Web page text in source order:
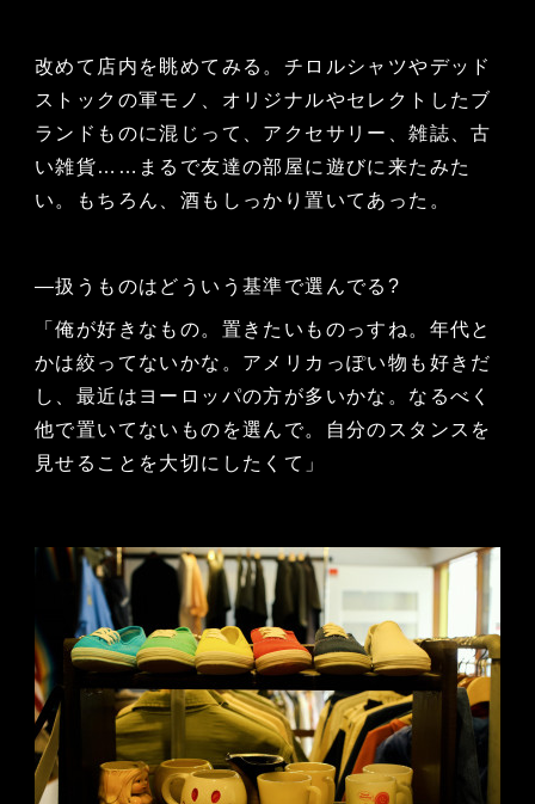
改めて店内を眺めてみる。チロルシャツやデッド
ストックの軍モノ、オリジナルやセレクトしたブ
ランドものに混じって、アクセサリー、雑誌、古
い雑貨……まるで友達の部屋に遊びに来たみた
い。もちろん、酒もしっかり置いてあった。
—扱うものはどういう基準で選んでる?
「俺が好きなもの。置きたいものっすね。年代と
かは絞ってないかな。アメリカっぽい物も好きだ
し、最近はヨーロッパの方が多いかな。なるべく
他で置いてないものを選んで。自分のスタンスを
見せることを大切にしたくて」